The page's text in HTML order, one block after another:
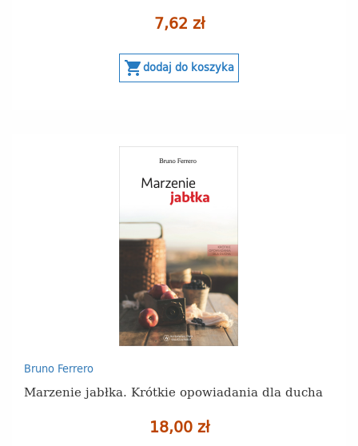
7,62 zł
shopping_cartdodaj do koszyka
Bruno Ferrero
Marzenie jabłka. Krótkie opowiadania dla ducha
18,00 zł